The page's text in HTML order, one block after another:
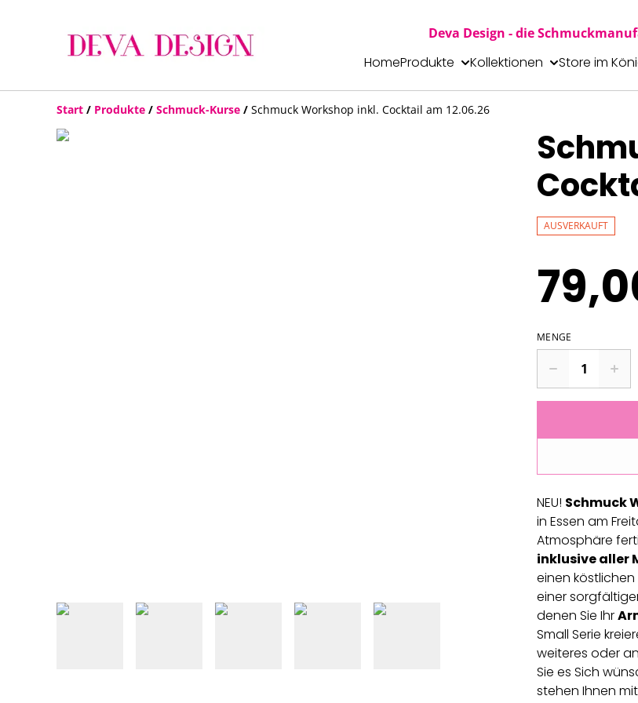
Deva Design - die
HomeProdukte Kollektionen Store im
Start / Produkte / Schmuck-Kurse / Schmuck Workshop inkl. Cocktail am 12.06.26
AUSVERKAUFT
MENGE
NEU! Schmuck
in Essen am
Atmosphäre
inklusive aller
einen köstlichen
einer
denen Sie Ihr
Small Serie
weiteres oder
Sie es Sich
stehen Ihnen